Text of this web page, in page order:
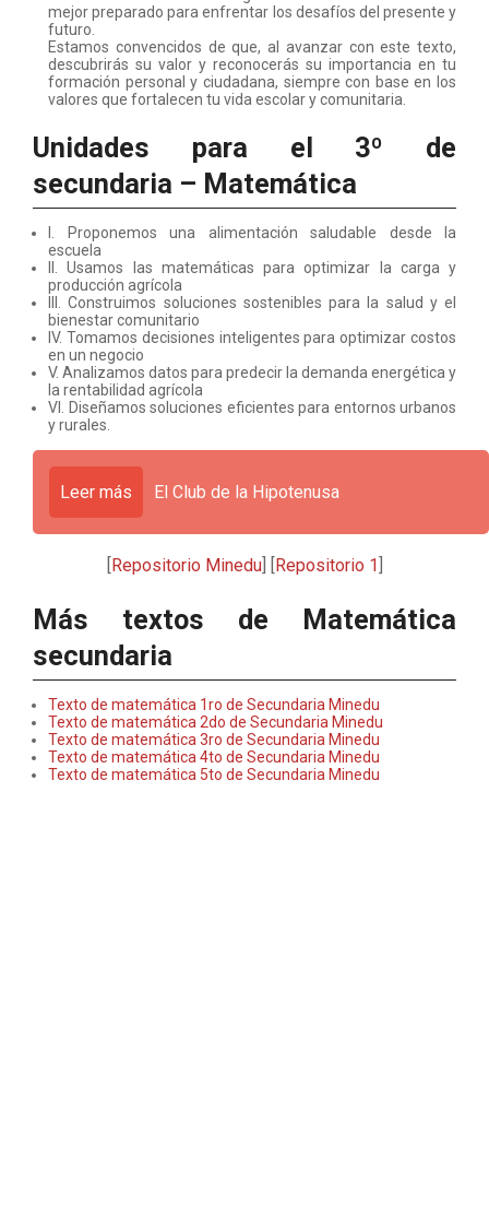
mejor preparado para enfrentar los desafíos del presente y
futuro.
Estamos convencidos de que, al avanzar con este texto,
descubrirás su valor y reconocerás su importancia en tu
formación personal y ciudadana, siempre con base en los
valores que fortalecen tu vida escolar y comunitaria.
Unidades para el 3º de
secundaria – Matemática
I. Proponemos una alimentación saludable desde la
escuela
II. Usamos las matemáticas para optimizar la carga y
producción agrícola
III. Construimos soluciones sostenibles para la salud y el
bienestar comunitario
IV. Tomamos decisiones inteligentes para optimizar costos
en un negocio
V. Analizamos datos para predecir la demanda energética y
la rentabilidad agrícola
VI. Diseñamos soluciones eficientes para entornos urbanos
y rurales.
Leer más El Club de la Hipotenusa
Repositorio Minedu] [ Repositorio 1
Más textos de Matemática
secundaria
Texto de matemática 1ro de Secundaria Minedu
Texto de matemática 2do de Secundaria Minedu
Texto de matemática 3ro de Secundaria Minedu
Texto de matemática 4to de Secundaria Minedu
Texto de matemática 5to de Secundaria Minedu